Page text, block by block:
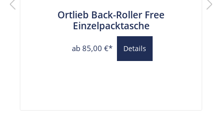
Ortlieb Back-Roller Free
Einzelpacktasche
ab 85,00 €* Details